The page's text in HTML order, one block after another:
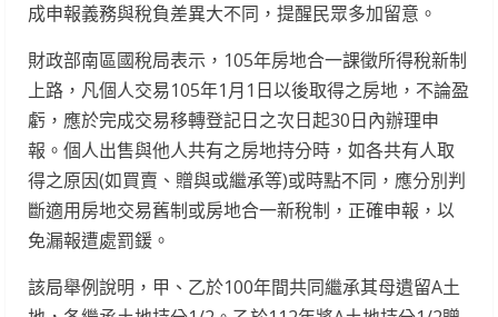
成申報義務與稅負差異大不同，提醒民眾多加留意。
財政部南區國稅局表示，105年房地合一課徵所得稅新制
上路，凡個人交易105年1月1日以後取得之房地，不論盈
虧，應於完成交易移轉登記日之次日起30日內辦理申
報。個人出售與他人共有之房地持分時，如各共有人取
得之原因(如買賣、贈與或繼承等)或時點不同，應分別判
斷適用房地交易舊制或房地合一新稅制，正確申報，以
免漏報遭處罰鍰。
該局舉例說明，甲、乙於100年間共同繼承其母遺留A土